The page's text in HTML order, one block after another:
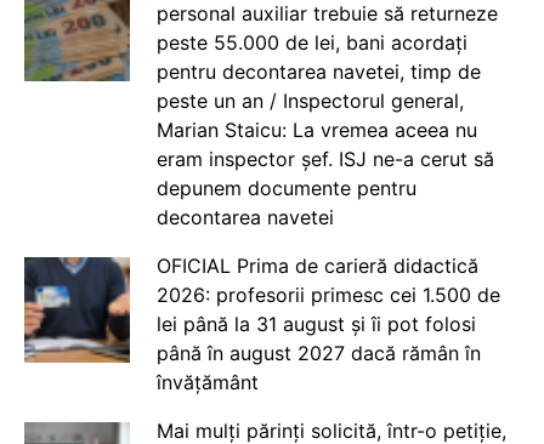
personal auxiliar trebuie să returneze
peste 55.000 de lei, bani acordați
pentru decontarea navetei, timp de
peste un an / Inspectorul general,
Marian Staicu: La vremea aceea nu
eram inspector șef. ISJ ne-a cerut să
depunem documente pentru
decontarea navetei
OFICIAL Prima de carieră didactică
2026: profesorii primesc cei 1.500 de
lei până la 31 august și îi pot folosi
până în august 2027 dacă rămân în
învățământ
Mai mulți părinți solicită, într-o petiție,